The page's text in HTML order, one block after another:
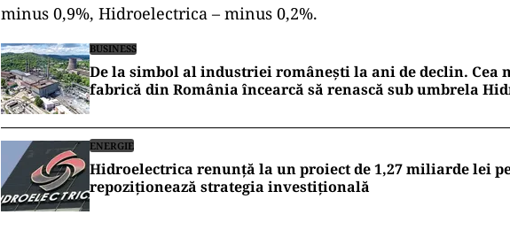
minus 0,9%, Hidroelectrica – minus 0,2%.
BUSINESS
De la simbol al industriei românești la ani de declin. Cea
fabrică din România încearcă să renască sub umbrela
ENERGIE
Hidroelectrica renunță la un proiect de 1,27 miliarde lei
repoziționează strategia investițională